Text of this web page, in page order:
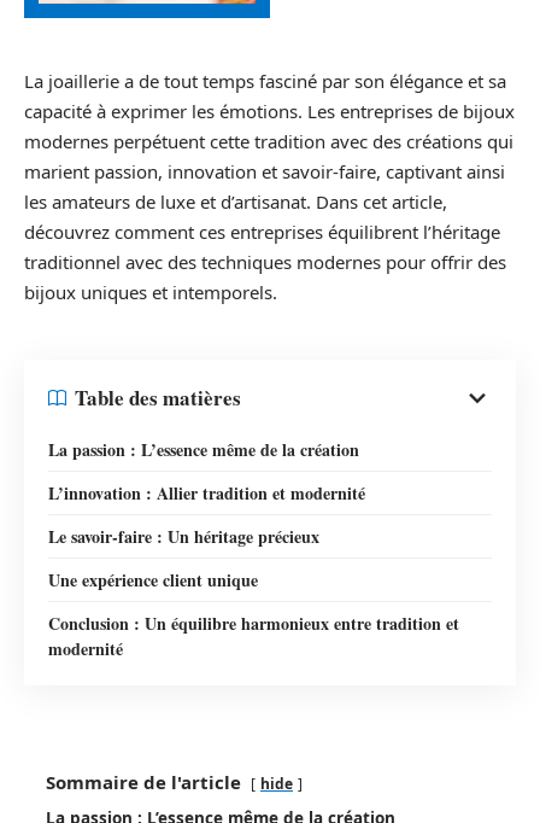
La joaillerie a de tout temps fasciné par son élégance et sa
capacité à exprimer les émotions. Les entreprises de bijoux
modernes perpétuent cette tradition avec des créations qui
marient passion, innovation et savoir-faire, captivant ainsi
les amateurs de luxe et d’artisanat. Dans cet article,
découvrez comment ces entreprises équilibrent l’héritage
traditionnel avec des techniques modernes pour offrir des
bijoux uniques et intemporels.
Table des matières
La passion : L’essence même de la création
L’innovation : Allier tradition et modernité
Le savoir-faire : Un héritage précieux
Une expérience client unique
Conclusion : Un équilibre harmonieux entre tradition et
modernité
Sommaire de l'article hide
La passion : L’essence même de la création